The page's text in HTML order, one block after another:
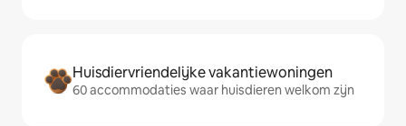
Huisdiervriendelijke vakantiewoningen
60 accommodaties waar huisdieren welkom zijn